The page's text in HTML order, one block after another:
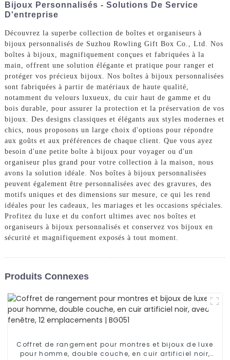
Bijoux Personnalisés - Solutions De Service
D'entreprise
Découvrez la superbe collection de boîtes et organiseurs à
bijoux personnalisés de Suzhou Rowling Gift Box Co., Ltd. Nos
boîtes à bijoux, magnifiquement conçues et fabriquées à la
main, offrent une solution élégante et pratique pour ranger et
protéger vos précieux bijoux. Nos boîtes à bijoux personnalisées
sont fabriquées à partir de matériaux de haute qualité,
notamment du velours luxueux, du cuir haut de gamme et du
bois durable, pour assurer la protection et la préservation de vos
bijoux. Des designs classiques et élégants aux styles modernes et
chics, nous proposons un large choix d'options pour répondre
aux goûts et aux préférences de chaque client. Que vous ayez
besoin d'une petite boîte à bijoux pour voyager ou d'un
organiseur plus grand pour votre collection à la maison, nous
avons la solution idéale. Nos boîtes à bijoux personnalisées
peuvent également être personnalisées avec des gravures, des
motifs uniques et des dimensions sur mesure, ce qui les rend
idéales pour les cadeaux, les mariages et les occasions spéciales.
Profitez du luxe et du confort ultimes avec nos boîtes et
organiseurs à bijoux personnalisés et conservez vos bijoux en
sécurité et magnifiquement exposés à tout moment.
Produits Connexes
Coffret de rangement pour montres et bijoux de luxe
pour homme, double couche, en cuir artificiel noir,